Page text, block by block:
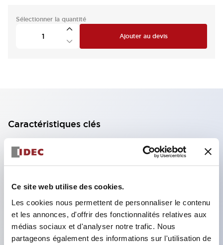
Ce site web utilise des cookies.
Les cookies nous permettent de personnaliser le contenu
et les annonces, d'offrir des fonctionnalités relatives aux
médias sociaux et d'analyser notre trafic. Nous
partageons également des informations sur l'utilisation de
Sélectionner la quantité
Ajouter au devis
Caractéristiques clés
Bloc de contact à 2 étages avec 2 contacts,
permettant une configuration à 4 contacts
contact à 11 étages), 59,9 mm (*bloc de contact à
22 étages). Conception peu encombrante
possible.